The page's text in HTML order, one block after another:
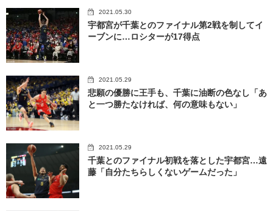
2021.05.30
宇都宮が千葉とのファイナル第2戦を制してイ
ーブンに…ロシターが17得点
2021.05.29
悲願の優勝に王手も、千葉に油断の色なし「あ
と一つ勝たなければ、何の意味もない」
2021.05.29
千葉とのファイナル初戦を落とした宇都宮…遠
藤「自分たちらしくないゲームだった」